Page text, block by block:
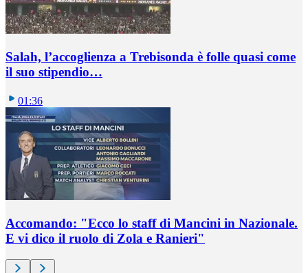
Salah, l’accoglienza a Trebisonda è folle quasi come
il suo stipendio…
01:36
Accomando: "Ecco lo staff di Mancini in Nazionale.
E vi dico il ruolo di Zola e Ranieri"